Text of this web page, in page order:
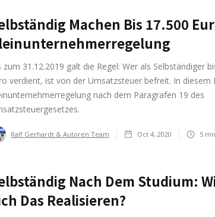
Machen Bis 17.500
zum 31.12.2019 galt die Regel: Wer als Selbständiger
verdient, ist von der Umsatzsteuer befreit. In diesem
nach dem Paragrafen 19 des
Ralf Gerhardt & Autoren Team Oct 4, 2020 5
Nach Dem Studium:
Das Realisieren?